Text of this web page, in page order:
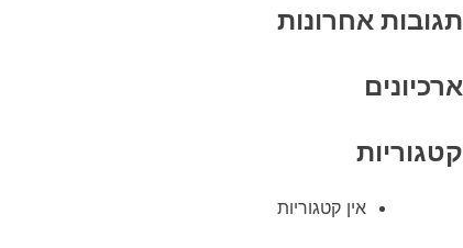
תגובות אחרונות
ארכיונים
קטגוריות
אין קטגוריות